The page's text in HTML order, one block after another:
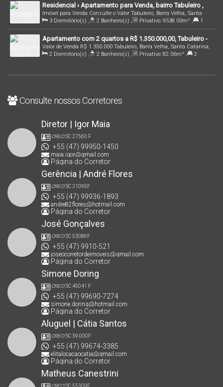
Residencial › Apartamento para Venda, bairro Tabuleiro ,
em Barra Velha /SC | Cód.: 2499
Consulte o Valor
Imóvel para Venda
Tabuleiro, Barra Velha, Santa
Catarina, Brasil
3 Dormitório(s) 2 Banheiro(s) Privativo: 9538 .00m²
1
Suíte(s) , 2 Vaga(s) , 10mDistância do Mar
Apartamento com 2 quartos a R$ 1.350.000,00, Tabuleiro -
Barra Velha | Cód. 2500
R$ 1.350.000
Valor de Venda
Tabuleiro, Barra Velha, Santa Catarina,
Brasil
2 Dormitório(s) 2 Banheiro(s) Privativo: 82 .56m²
2
Consulte nossos Corretores
Diretor | Igor Maia
CRECISC 27560 F
+55 (47) 99950-1450
maia.igor@gmail.com
Página do Corretor
Gerência | André Flores
CRECISC 21095F
+55 (47) 99936-1893
andre82flores@hotmail.com
Página do Corretor
José Gonçalves
CRECISC 53086F
+55 (47) 9910-521
joseocorretordeimoveis@gmail.com
Página do Corretor
Simone Doring
CRECISC 45041 F
+55 (47) 99690-7274
simone.doring@hotmail.com
Página do Corretor
Aluguel | Cátia Santos
CRECISC 39.000F
+55 (47) 99674-3385
elitalocacaocatia@gmail.com
Página do Corretor
Matheus Canestrini